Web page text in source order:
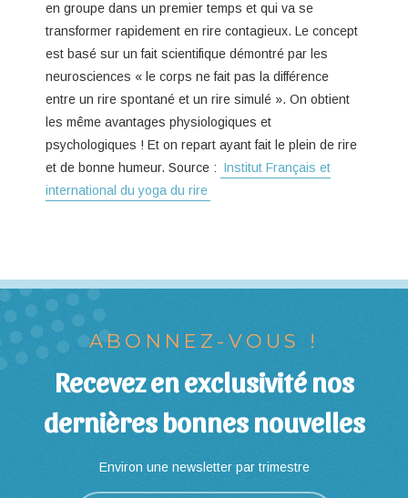
en groupe dans un premier temps et qui va se
transformer rapidement en rire contagieux. Le concept
est basé sur un fait scientifique démontré par les
neurosciences « le corps ne fait pas la différence
entre un rire spontané et un rire simulé ». On obtient
les même avantages physiologiques et
psychologiques ! Et on repart ayant fait le plein de rire
et de bonne humeur. Source : Institut Français et
international du yoga du rire
ABONNEZ-VOUS !
Recevez en exclusivité nos
dernières bonnes nouvelles
Environ une newsletter par trimestre